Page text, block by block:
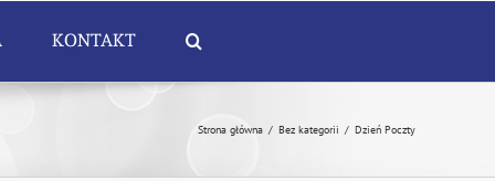
KONTAKT
Strona główna / Bez kategorii / Dzień Poczty